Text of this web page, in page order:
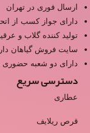
ارسال فوری در تهران
دارای جواز کسب از
تولید کننده گلاب و
سایت فروش گیاهان
دارای دو شعبه حضوری
دسترسی سریع
عطاری
قرص ریلایف